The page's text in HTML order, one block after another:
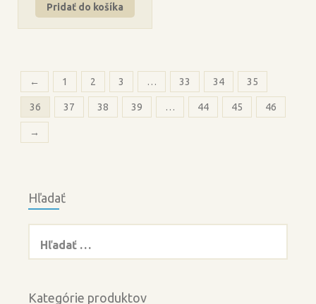
Pridať do košíka
← 1 2 3 … 33 34 35
36 37 38 39 … 44 45 46
→
Hľadať
Kategórie produktov